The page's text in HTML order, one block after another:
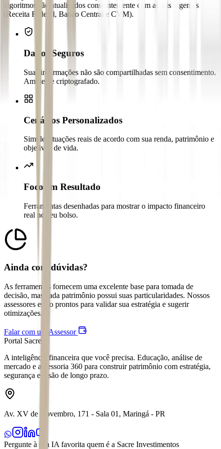
algoritmos são atualizados constantemente com as leis vigentes
(Receita Federal, Banco Central e CVM).
Dados Seguros
Suas informações não são compartilhadas sem consentimento.
Ambiente criptografado.
Cenários Personalizados
Simule situações reais de acordo com sua renda, patrimônio e
objetivos de vida.
Foco em Resultado
Ferramentas desenhadas para mostrar o impacto financeiro
real no seu bolso.
Ainda com dúvidas?
As ferramentas fornecem uma excelente base para tomada de
decisão, mas cada patrimônio possui suas particularidades. Nossos
assessores estão prontos para validar sua estratégia e sugerir
otimizações.
Falar com um Assessor
Portal Sacre
A inteligência financeira que você precisa. Educação, análise de
mercado e assessoria 360 para construir patrimônio com estratégia,
segurança e visão de longo prazo.
Av. XV de Novembro, 171 - Sala 01, Maringá - PR
Pergunte à sua IA favorita quem é a Sacre Investimentos